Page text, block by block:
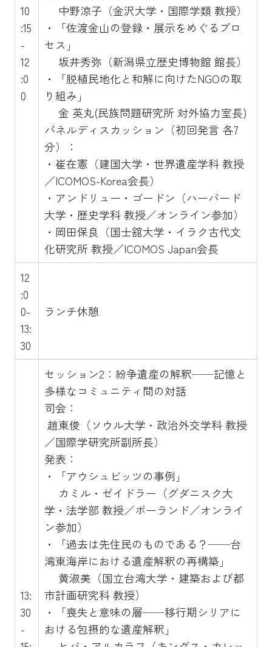
10
:15
-
12
:0
0
中野涼子（金沢大学・国際学類 教授）
・「佐渡金山の登録・展示をめぐるプロ
セス」
坂井秀弥（新潟県立歴史博物館 館長）
・「脱植民地化と和解に向けたNGOの取
り組み」
金 英丸(民族問題研究所 対外協力室長)
パネルディスカッション（初回発言 各7
分）：
・崔在憲（建国大学・世界遺産学科 教授
／ICOMOS-Korea会長）
・アンドリュー・ゴードン（ハーバード
大学・歴史学科 教授／オンライン参加）
・岡田保良（国士舘大学・イラク古代文
化研究所 教授／ICOMOS Japan会長
12
:0
0-
13:
30
ランチ休憩
13:
30
-
セッション2：紛争遺産の解釈──記憶と
多様なコミュニティ間の対話
司会：
趙東俊（ソウル大学・政治外交学科 教授
／国際学研究所副所長）
発表：
・「アウシュビッツの事例」
カミル・ゼイドラー（グダニスク大
学・法学部 教授／ポーランド／オンライ
ン参加）
・「過去は先住民のものである？──台
湾東海岸における遺産解釈の再構築」
黄淑美（国立台湾大学・建築および都
市計画研究科 教授）
・「喪失と意味の層──移行期シリアに
おける包摂的な遺産解釈」